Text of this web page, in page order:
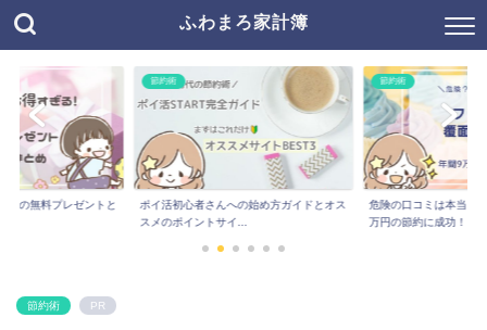
ふわまろ家計簿
セの無料プレゼントと
節約術
ポイ活初心者さんへの始め方ガイドとオス
スメのポイントサイ...
節約術
危険の口コミは本当？
万円の節約に成功！
節約術 PR